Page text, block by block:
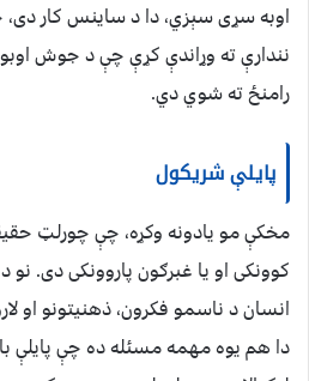
اوبه سړی سېزي، دا د ساینس کار
نندارې ته وړاندې کړې چې د جوش
رامنځ ته شوي دي.
پایلې شریکول
مخکې مو یادونه وکړه، چې چورلټ
کوونکی او یا غبرګون پاروونکی دی. نو
انسان د ناسمو فکرون، ذهنیتونو او
دا هم یوه مهمه مسئله ده چې پایلې